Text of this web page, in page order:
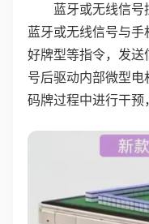
蓝牙或无线信
蓝牙或无线信号与
好牌型等指令，发
号后驱动内部微型电
码牌过程中进行干预